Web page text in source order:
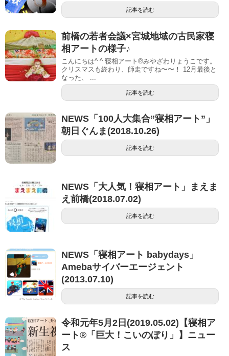
記事を読む
前橋の若者会議×宮城地域の古民家寝
相アートの様子♪
こんにちは^ ^ 寝相アート®︎みやざわりょうこです。
クリスマスも終わり、師走ですね〜〜！ 12月最後と
なった、 ...
記事を読む
NEWS「100人大集合”寝相アート”」
朝日ぐんま(2018.10.26)
記事を読む
NEWS「大人気！寝相アート」まえま
え前橋(2018.07.02)
記事を読む
NEWS「寝相アート babydays」
Amebaサイバーエージェント
(2013.07.10)
記事を読む
令和元年5月2日(2019.05.02)【寝相ア
ート®「巨大！こいのぼり」】ニュー
ス